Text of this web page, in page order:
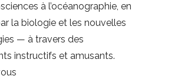
à l’océanographie, en
la biologie et les nouvelles
— à travers des
instructifs et amusants.